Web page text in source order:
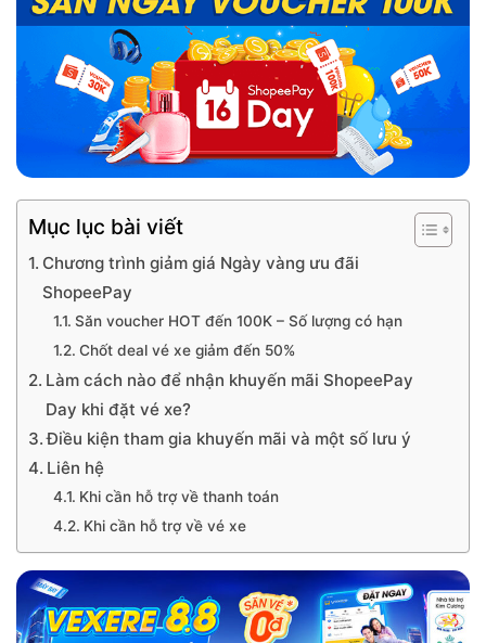
Mục lục bài viết
Chương trình giảm giá Ngày vàng ưu đãi
ShopeePay
Săn voucher HOT đến 100K – Số lượng có hạn
Chốt deal vé xe giảm đến 50%
Làm cách nào để nhận khuyến mãi ShopeePay
Day khi đặt vé xe?
Điều kiện tham gia khuyến mãi và một số lưu ý
Liên hệ
Khi cần hỗ trợ về thanh toán
Khi cần hỗ trợ về vé xe